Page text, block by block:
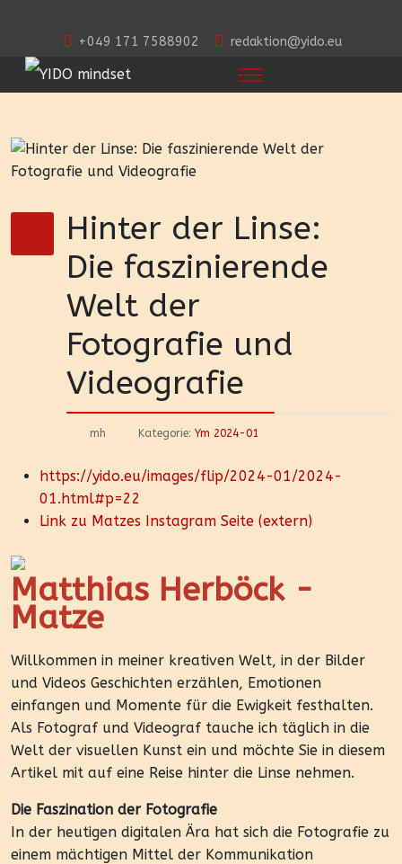
+049 171 7588902 redaktion@yido.eu
Hinter der Linse:
Die faszinierende
Welt der
Fotografie und
Videografie
mh Kategorie: Ym 2024-01
https://yido.eu/images/flip/2024-01/2024-
01.html#p=22
Link zu Matzes Instagram Seite (extern)
Matthias Herböck -
Matze
Willkommen in meiner kreativen Welt, in der Bilder
und Videos Geschichten erzählen, Emotionen
einfangen und Momente für die Ewigkeit festhalten.
Als Fotograf und Videograf tauche ich täglich in die
Welt der visuellen Kunst ein und möchte Sie in diesem
Artikel mit auf eine Reise hinter die Linse nehmen.
Die Faszination der Fotografie
In der heutigen digitalen Ära hat sich die Fotografie zu
einem mächtigen Mittel der Kommunikation